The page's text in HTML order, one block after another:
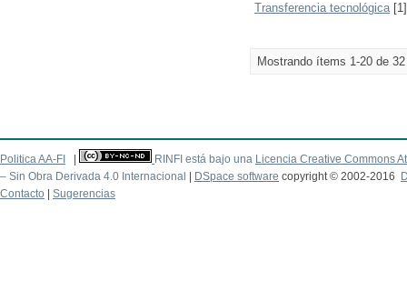
Transferencia tecnológica[1]
Mostrando ítems 1-20 de 32
Politica AA-FI RINFI está bajo una Licencia Creative Commons
– Sin Obra Derivada 4.0 Internacional
DSpace software copyright © 2002-2016
Contacto
Sugerencias